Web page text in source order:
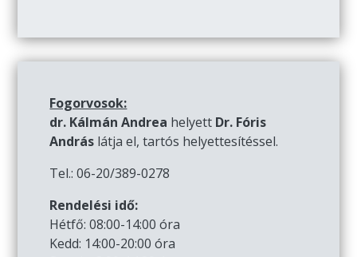
Fogorvosok:
dr. Kálmán Andrea helyett Dr. Fóris
András látja el, tartós helyettesítéssel.
Tel.: 06-20/389-0278
Rendelési idő:
Hétfő: 08:00-14:00 óra
Kedd: 14:00-20:00 óra